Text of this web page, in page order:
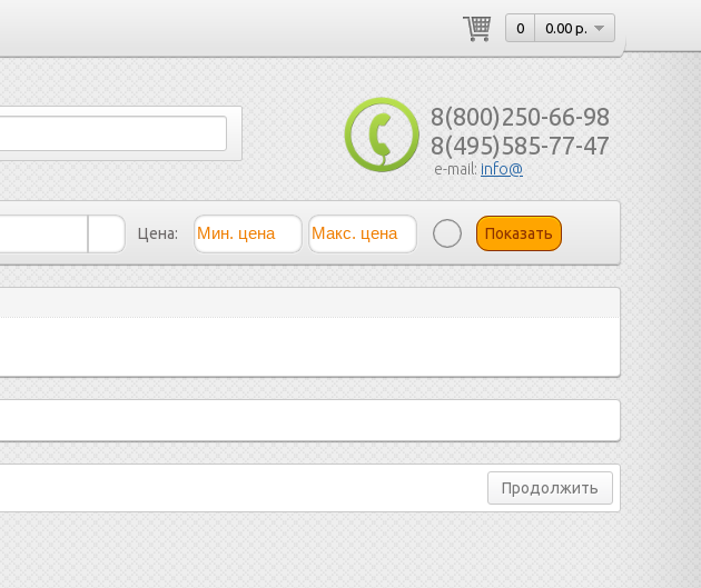
0 0.00 р.
8(800)250-66-98
8(495)585-77-47
e-mail: info@
Цена: Показать
Продолжить